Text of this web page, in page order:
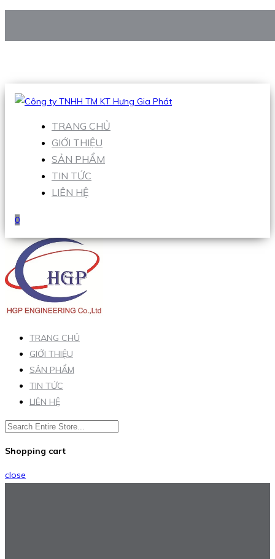
Hotline:0938 906 663
TRANG CHỦ
GIỚI THIỆU
SẢN PHẨM
TIN TỨC
LIÊN HỆ
0
TRANG CHỦ
GIỚI THIỆU
SẢN PHẨM
TIN TỨC
LIÊN HỆ
Shopping cart
close